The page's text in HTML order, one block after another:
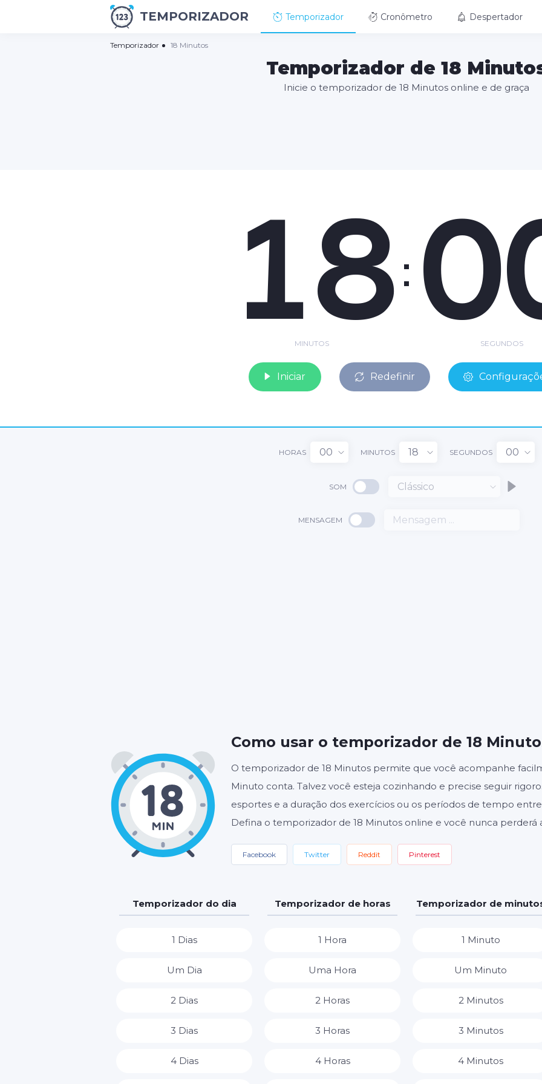
TEMPORIZADOR Temporizador Cronômetro Despertador
Temporizador 18 Minutos
Temporizador de 18
Inicie o temporizador de 18 Minutos online e de graça
18
MINUTOS
:
SEGUNDOS
Iniciar Redefinir
HORAS 00 MINUTOS 18 SEGUNDOS 00
SOM Clássico
MENSAGEM
Como usar o temporizador de 18
O temporizador de 18 Minutos permite que você acompanhe
Minuto conta. Talvez você esteja cozinhando e precise seguir
esportes e a duração dos exercícios ou os períodos de tempo
Defina o temporizador de 18 Minutos online e você nunca perderá
Facebook Twitter Reddit Pinterest
Temporizador do dia
1 Dias
Um Dia
2 Dias
3 Dias
4 Dias
Temporizador de horas
1 Hora
Uma Hora
2 Horas
3 Horas
4 Horas
Temporizador de
1 Minuto
Um Minuto
2 Minutos
3 Minutos
4 Minutos
18